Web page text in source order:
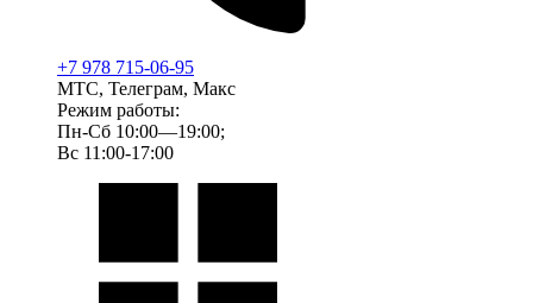
+7 978 715-06-95
МТС, Телеграм, Макс
Режим работы:
Пн-Сб 10:00—19:00;
Вс 11:00-17:00